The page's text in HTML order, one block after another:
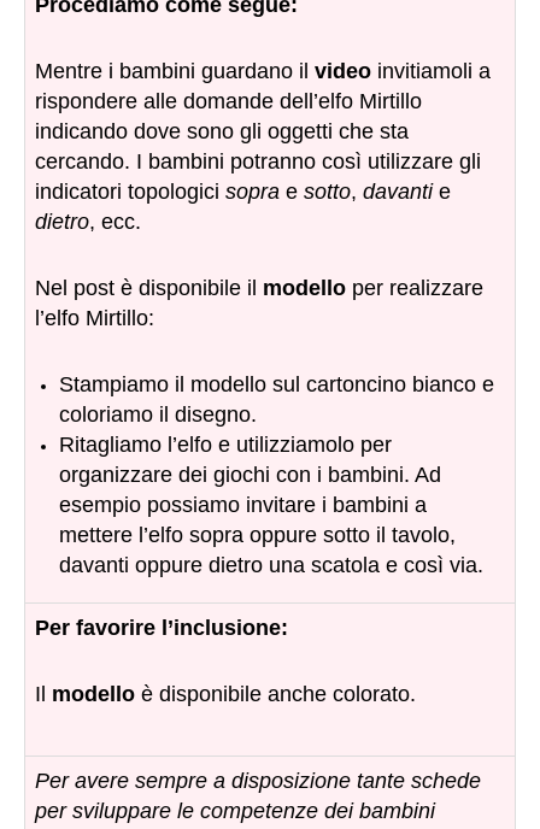
Procediamo come segue:
Mentre i bambini guardano il video invitiamoli a
rispondere alle domande dell’elfo Mirtillo
indicando dove sono gli oggetti che sta
cercando. I bambini potranno così utilizzare gli
indicatori topologici sopra e sotto, davantie
dietro, ecc.
Nel post è disponibile il modello per realizzare
l’elfo Mirtillo:
Stampiamo il modello sul cartoncino bianco e
coloriamo il disegno.
Ritagliamo l’elfo e utilizziamolo per
organizzare dei giochi con i bambini. Ad
esempio possiamo invitare i bambini a
mettere l’elfo sopra oppure sotto il tavolo,
davanti oppure dietro una scatola e così via.
Per favorire l’inclusione:
Il modello è disponibile anche colorato.
Per avere sempre a disposizione tante schede
per sviluppare le competenze dei bambini